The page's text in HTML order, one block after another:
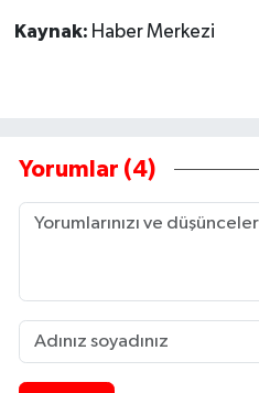
Kaynak: Haber Merkezi
Yorumlar (4)